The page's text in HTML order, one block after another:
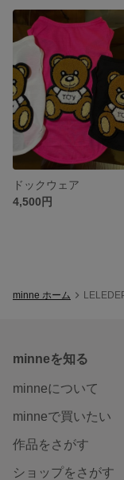
ドックウェア
4,500円
minne ホーム
minneを知る
minneについて
minneで買いたい
作品をさがす
ショップをさがす